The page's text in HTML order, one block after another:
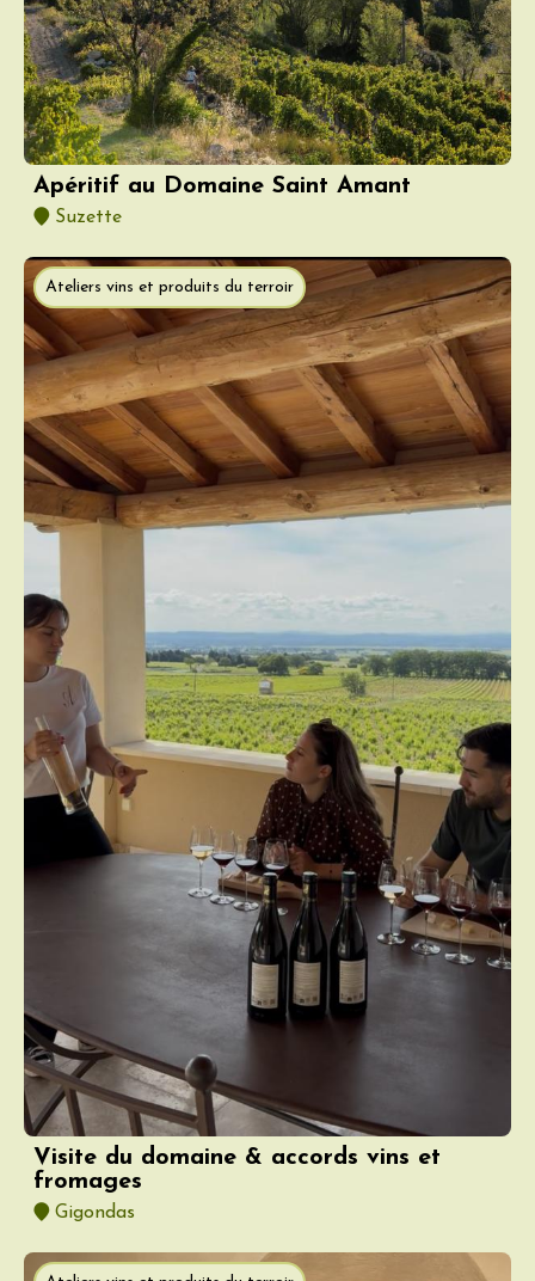
Apéritif au Domaine Saint Amant
Suzette
Ateliers vins et produits du terroir
Visite du domaine & accords vins et
fromages
Gigondas